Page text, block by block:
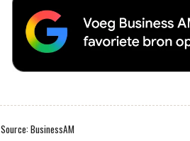
Source: BusinessAM